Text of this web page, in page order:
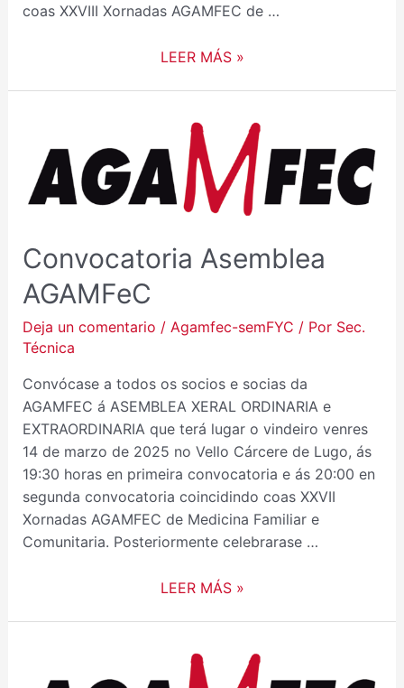
coas XXVIII Xornadas AGAMFEC de …
LEER MÁS »
Convocatoria Asemblea
AGAMFeC
Deja un comentario / Agamfec-semFYC / Por Sec.
Técnica
Convócase a todos os socios e socias da
AGAMFEC á ASEMBLEA XERAL ORDINARIA e
EXTRAORDINARIA que terá lugar o vindeiro venres
14 de marzo de 2025 no Vello Cárcere de Lugo, ás
19:30 horas en primeira convocatoria e ás 20:00 en
segunda convocatoria coincidindo coas XXVII
Xornadas AGAMFEC de Medicina Familiar e
Comunitaria. Posteriormente celebrarase …
CONVOCATORIA
ASEMBLEA
AGAMFEC
LEER MÁS »
CONVOCATORIA
ASEMBLEA